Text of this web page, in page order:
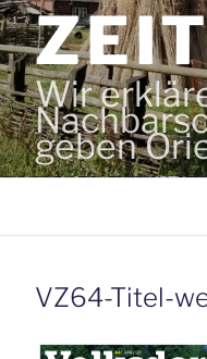
Wir
geben
VZ64-Titel-